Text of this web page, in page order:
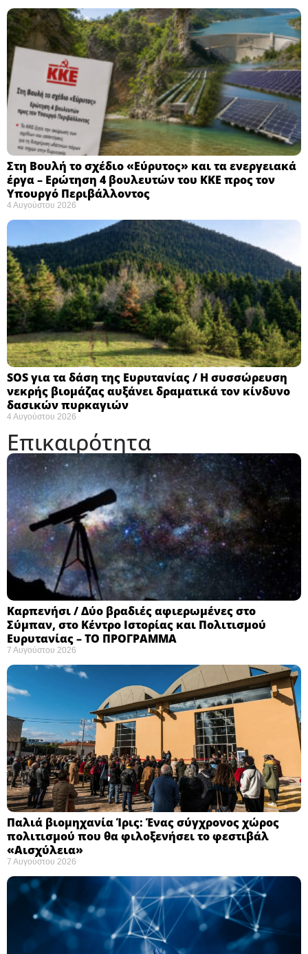
Στη Βουλή το σχέδιο «Εύρυτος» και τα ενεργειακά
έργα – Ερώτηση 4 βουλευτών του ΚΚΕ προς τον
Υπουργό Περιβάλλοντος
4 Αυγούστου 2026
SOS για τα δάση της Ευρυτανίας / Η συσσώρευση
νεκρής βιομάζας αυξάνει δραματικά τον κίνδυνο
δασικών πυρκαγιών
4 Αυγούστου 2026
Επικαιρότητα
Καρπενήσι / Δύο βραδιές αφιερωμένες στο
Σύμπαν, στο Κέντρο Ιστορίας και Πολιτισμού
Ευρυτανίας – ΤΟ ΠΡΟΓΡΑΜΜΑ
7 Αυγούστου 2026
Παλιά βιομηχανία Ίρις: Ένας σύγχρονος χώρος
πολιτισμού που θα φιλοξενήσει το φεστιβάλ
«Αισχύλεια» ​
7 Αυγούστου 2026